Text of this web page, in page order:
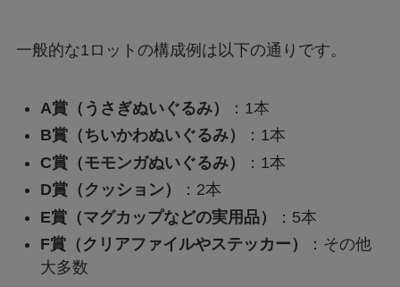
一般的な1ロットの構成例は以下の通りです。
A賞（うさぎぬいぐるみ）
：1本
B賞（ちいかわぬいぐるみ）
：1本
C賞（モモンガぬいぐるみ）
：1本
D賞（クッション）
：2本
E賞（マグカップなどの実用品）
：5本
F賞（クリアファイルやステッカー）
：その他
大多数